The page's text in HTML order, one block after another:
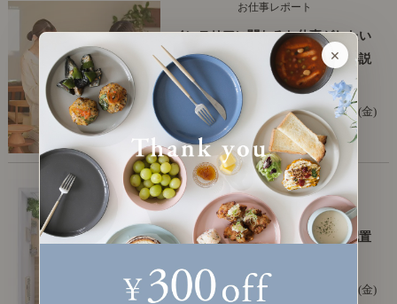
お仕事レポート
インテリアに関わるお仕事がしたい
なら？ リセノのお仕事を例に解説
します。
2025年12月19日(金)
編集部 辻口
リビングの基本
16畳の正方形LDKのレイアウト
術！ 真四角なお部屋に家具を配置
2025年11月14日(金)
×